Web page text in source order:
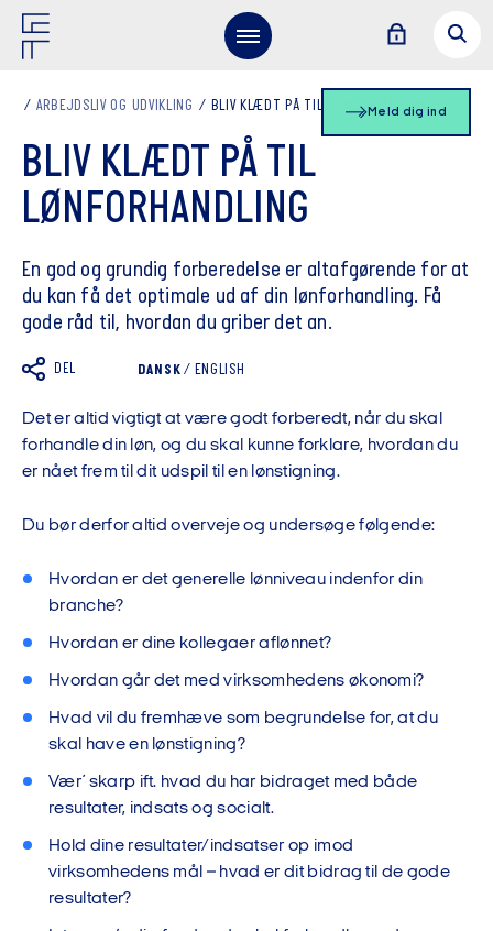
Meld dig ind
ARBEJDSLIV OG UDVIKLING BLIV KLÆDT PÅ TIL LØNFORHANDLING
BLIV KLÆDT PÅ TIL
LØNFORHANDLING
En god og grundig forberedelse er altafgørende for at
du kan få det optimale ud af din lønforhandling. Få
gode råd til, hvordan du griber det an.
DEL DANSK / ENGLISH
Det er altid vigtigt at være godt forberedt, når du skal
forhandle din løn, og du skal kunne forklare, hvordan du
er nået frem til dit udspil til en lønstigning.
Du bør derfor altid overveje og undersøge følgende:
Hvordan er det generelle lønniveau indenfor din
branche?
Hvordan er dine kollegaer aflønnet?
Hvordan går det med virksomhedens økonomi?
Hvad vil du fremhæve som begrundelse for, at du
skal have en lønstigning?
Vær´ skarp ift. hvad du har bidraget med både
resultater, indsats og socialt.
Hold dine resultater/indsatser op imod
virksomhedens mål – hvad er dit bidrag til de gode
resultater?